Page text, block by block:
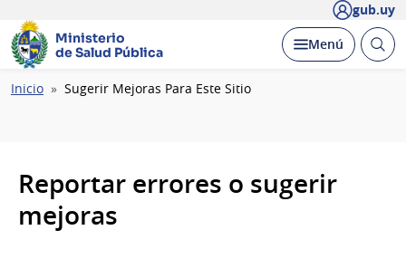
gub.uy
Ministerio
de Salud Pública
Desplegar
Menú Abrir
Ruta
Inicio Sugerir Mejoras Para Este Sitio
Reportar errores o sugerir
mejoras